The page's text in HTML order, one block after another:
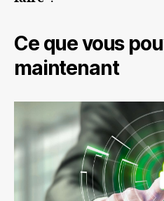
Ce que vous
maintenant